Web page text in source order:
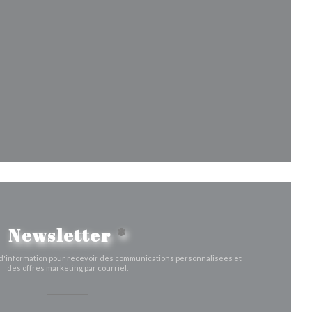
nouvelle fenêtre))
fenêtre))
Newsletter *
pour recevoir des communications personnalisées et
des offres marketing par courriel.